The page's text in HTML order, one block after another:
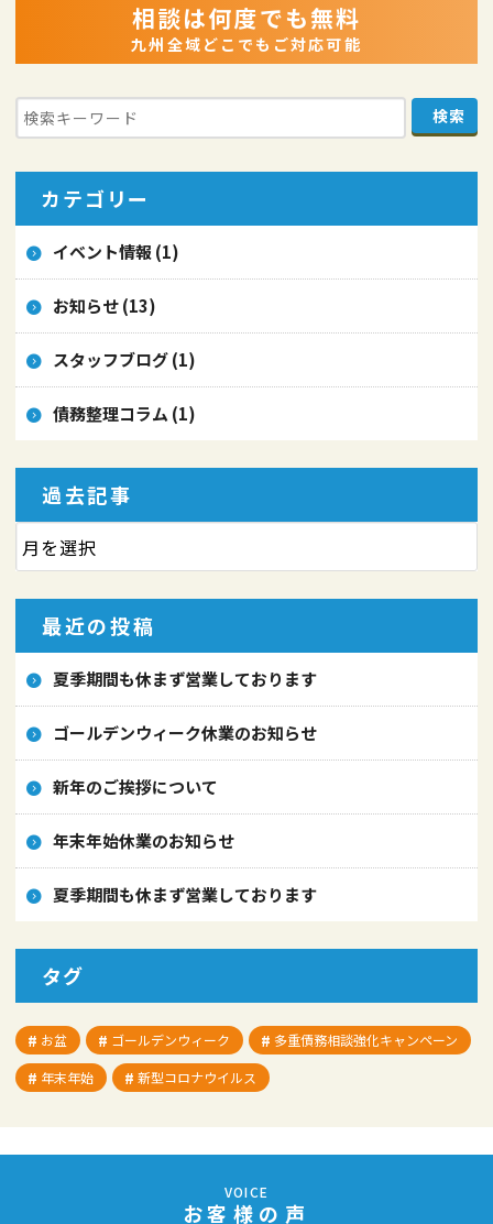
相談は何度でも無料
九州全域どこでもご対応可能
カテゴリー
イベント情報 (1)
お知らせ (13)
スタッフブログ (1)
債務整理コラム (1)
過去記事
最近の投稿
夏季期間も休まず営業しております
ゴールデンウィーク休業のお知らせ
新年のご挨拶について
年末年始休業のお知らせ
夏季期間も休まず営業しております
タグ
お盆 ゴールデンウィーク
多重債務相談強化キャンペーン
年末年始
新型コロナウイルス
VOICE
お客様の声